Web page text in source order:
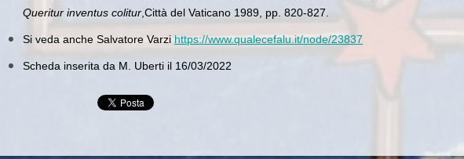
Queritur inventus colitur ,Città del Vaticano 1989, pp. 820-827.
Si veda anche Salvatore Varzi https://www.qualecefalu.it/node/23837
Scheda inserita da M. Uberti il 16/03/2022